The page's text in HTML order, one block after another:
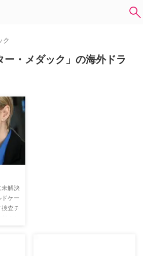
ク
ー・メダック」の海外ドラ
未解決
ケー
査チ
用する